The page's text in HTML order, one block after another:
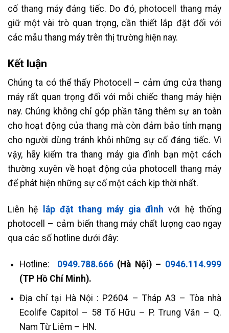
cố thang máy đáng tiếc. Do đó, photocell thang máy
giữ một vài trò quan trọng, cần thiết lắp đặt đối với
các mẫu thang máy trên thị trường hiện nay.
Kết luận
Chúng ta có thể thấy Photocell – cảm ứng cửa thang
máy rất quan trọng đối với mỗi chiếc thang máy hiện
nay. Chúng không chỉ góp phần tăng thêm sự an toàn
cho hoạt động của thang mà còn đảm bảo tính mạng
cho người dùng tránh khỏi những sự cố đáng tiếc. Vì
vậy, hãy kiểm tra thang máy gia đình bạn một cách
thường xuyên về hoạt động của photocell thang máy
để phát hiện những sự cố một cách kịp thời nhất.
Liên hệ lắp đặt thang máy gia đình với hệ thống
photocell – cảm biến thang máy chất lượng cao ngay
qua các số hotline dưới đây:
Hotline: 0949.788.666(Hà Nội) – 0946.114.999
(TP Hồ Chí Minh).
Địa chỉ tại Hà Nội : P2604 – Tháp A3 – Tòa nhà
Ecolife Capitol – 58 Tố Hữu – P. Trung Văn – Q.
Nam Từ Liêm – HN.